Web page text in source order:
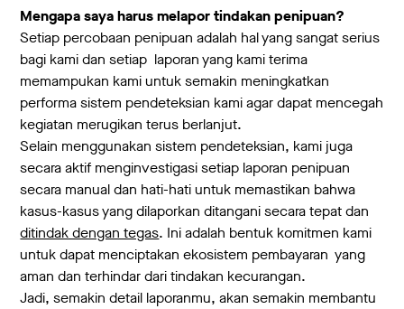
Mengapa saya harus melapor tindakan penipuan?
Setiap percobaan penipuan adalah hal yang sangat serius
bagi kami dan setiap laporan yang kami terima
memampukan kami untuk semakin meningkatkan
performa sistem pendeteksian kami agar dapat mencegah
kegiatan merugikan terus berlanjut.
Selain menggunakan sistem pendeteksian, kami juga
secara aktif menginvestigasi setiap laporan penipuan
secara manual dan hati-hati untuk memastikan bahwa
kasus-kasus yang dilaporkan ditangani secara tepat dan
ditindak dengan tegas. Ini adalah bentuk komitmen kami
untuk dapat menciptakan ekosistem pembayaran yang
aman dan terhindar dari tindakan kecurangan.
Jadi, semakin detail laporanmu, akan semakin membantu